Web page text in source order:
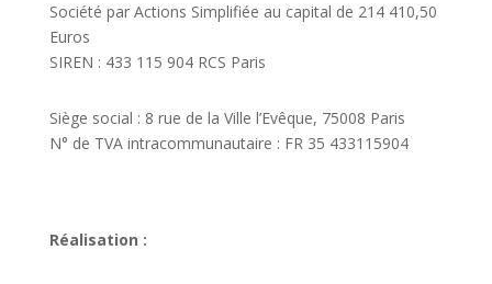
Société par Actions Simplifiée au capital de 214 410,50
Euros
SIREN : 433 115 904 RCS Paris
Siège social : 8 rue de la Ville l’Evêque, 75008 Paris
N° de TVA intracommunautaire : FR 35 433115904
Réalisation :